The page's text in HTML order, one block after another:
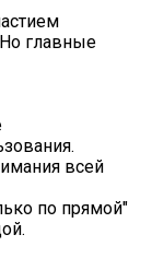
главные
всей
по прямой"